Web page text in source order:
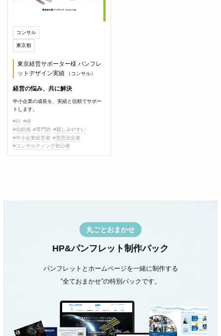
コンサル
東京都
東京経営サポーター様 パンフレ
ットデザイン実績
（コンサル）
経営の悩み、共に解決
中小企業の成長を、実績と信頼でサポー
トします。
#白
#緑
#信頼感 #専門的 #親しみやすい
#中小企業経営者 #意思決定者
#コンサルティング初心者
丸ごとおまかせ
HP&パンフレット制作パック
パンフレットとホームページを一緒に制作する
“全ておまかせ”の特別パックです。